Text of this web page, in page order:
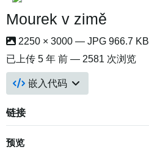
Mourek v zimě
2250 × 3000 — JPG 966.7 KB
已上传 5 年 前 — 2581 次浏览
嵌入代码
链接
预览